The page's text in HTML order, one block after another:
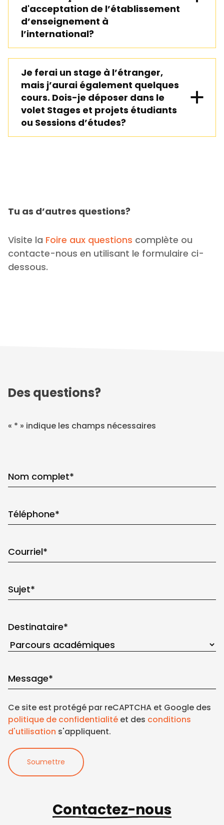
d'acceptation de l’établissement
d’enseignement à
l’international?
Je ferai un stage à l’étranger,
mais j’aurai également quelques
cours. Dois-je déposer dans le
volet Stages et projets étudiants
ou Sessions d’études?
Tu as d’autres questions?
Visite la Foire aux questions complète ou
contacte-nous en utilisant le formulaire ci-
dessous.
Des questions?
« * » indique les champs nécessaires
Nom complet*
Téléphone*
Courriel*
Sujet*
Destinataire*
Message*
Ce site est protégé par reCAPTCHA et Google des
politique de confidentialité et des conditions
d'utilisation s'appliquent.
Soumettre
Contactez-nous